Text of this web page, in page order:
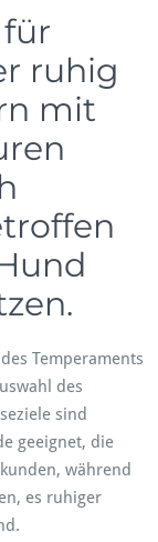
ruhig
mit
Temperaments
des
sind
geeignet, die
während
es ruhiger